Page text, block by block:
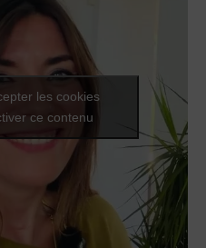
les cookies
ce contenu